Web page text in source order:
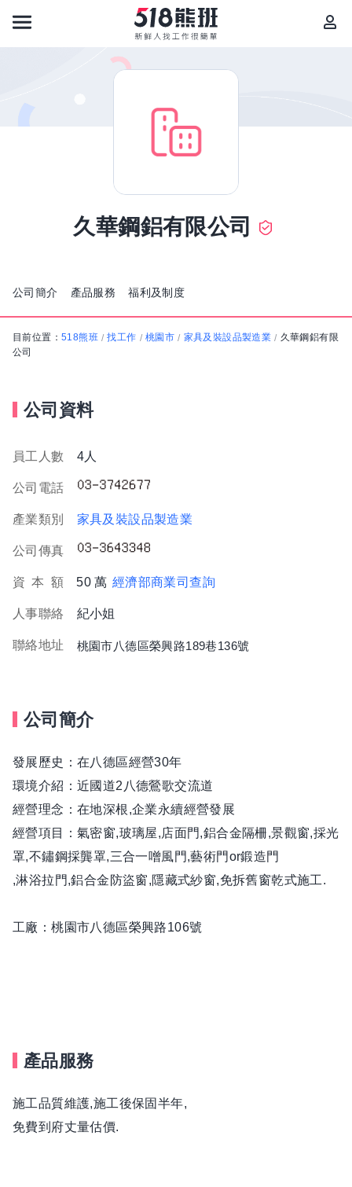
久華鋼鋁有限公司
公司簡介 產品服務 福利及制度
目前位置： 518熊班 / 找工作 / 桃園市 / 家具及裝設品製造業 / 久華鋼鋁有限
公司
公司資料
員工人數 4人
公司電話
產業類別 家具及裝設品製造業
公司傳真
資 本 額 50 萬 經濟部商業司查詢
人事聯絡 紀小姐
聯絡地址 桃園市八德區榮興路189巷136號
公司簡介
發展歷史：在八德區經營30年
環境介紹：近國道2八德鶯歌交流道
經營理念：在地深根,企業永續經營發展
經營項目：氣密窗,玻璃屋,店面門,鋁合金隔柵,景觀窗,採光
罩,不鏽鋼採龔罩,三合一噌風門,藝術門or鍛造門
,淋浴拉門,鋁合金防盜窗,隱藏式紗窗,免拆舊窗乾式施工.
工廠：桃園市八德區榮興路106號
產品服務
施工品質維護,施工後保固半年,
免費到府丈量估價.